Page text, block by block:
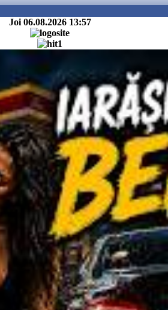
Joi 06.08.2026 13:57